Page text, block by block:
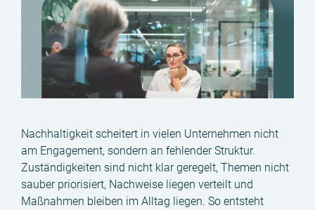
Nachhaltigkeit scheitert in vielen Unternehmen nicht
am Engagement, sondern an fehlender Struktur.
Zuständigkeiten sind nicht klar geregelt, Themen nicht
sauber priorisiert, Nachweise liegen verteilt und
Maßnahmen bleiben im Alltag liegen. So entsteht